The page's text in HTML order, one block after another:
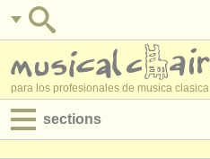
para los profesionales de musica clasica
sections